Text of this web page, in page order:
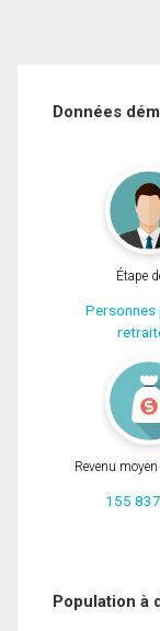
Données
Étape
Personnes
Revenu
155
Population à